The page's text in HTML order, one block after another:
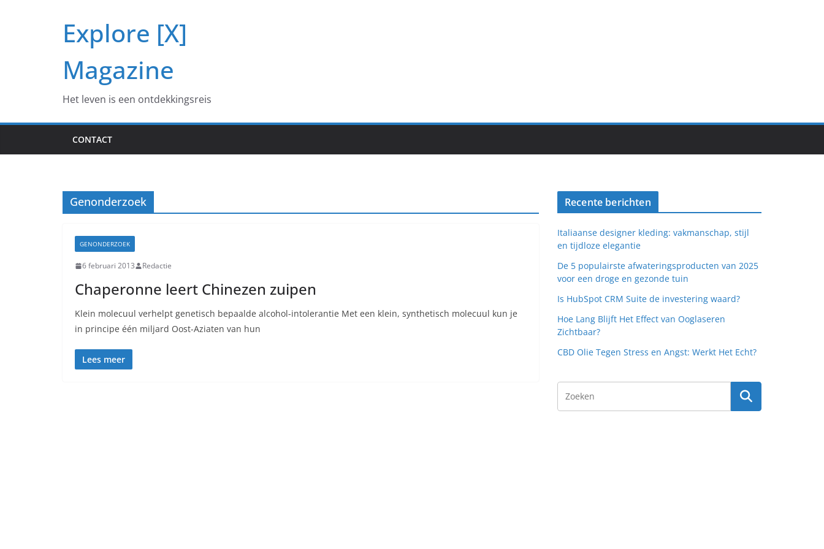
Explore [X]
Magazine
Het leven is een ontdekkingsreis
CONTACT
Genonderzoek
GENONDERZOEK
6 februari 2013 Redactie
Chaperonne leert Chinezen zuipen
Klein molecuul verhelpt genetisch bepaalde alcohol-intolerantie Met een klein, synthetisch molecuul kun je
in principe één miljard Oost-Aziaten van hun
Lees meer
Recente berichten
Italiaanse designer kleding: vakmanschap, stijl
en tijdloze elegantie
De 5 populairste afwateringsproducten van 2025
voor een droge en gezonde tuin
Is HubSpot CRM Suite de investering waard?
Hoe Lang Blijft Het Effect van Ooglaseren
Zichtbaar?
CBD Olie Tegen Stress en Angst: Werkt Het Echt?